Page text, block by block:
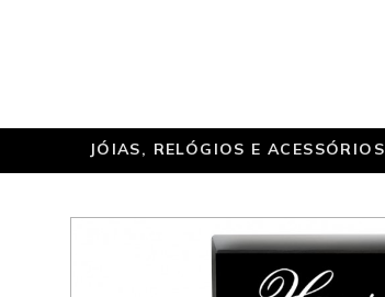
JÓIAS, RELÓGIOS E ACESSÓRIOS